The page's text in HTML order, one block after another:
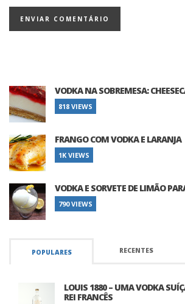
VODKA NA SOBREMESA:
818 VIEWS
FRANGO COM VODKA E LARANJA
1K VIEWS
VODKA E SORVETE DE LIMÃO
790 VIEWS
POPULARES RECENTES
LOUIS 1880 – UMA VODKA
REI FRANCÊS